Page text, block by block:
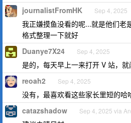
journalistFromHK Sep 4, 2025
我正嫌摸鱼没看的呢...就是他们老
格式整理一下就好
Duanye7X24 Sep 4, 2025
是的，每天早上一来打开 V 站，
reoah2 Sep 4, 2025
没有，最喜欢看这些家长里短的哈
catazshadow Sep 4, 2025 via